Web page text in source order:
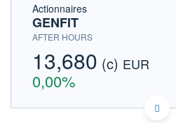
Actionnaires
GENFIT
AFTER HOURS
13,680 (c) EUR
0,00%
FR0004163111 FR0004163111